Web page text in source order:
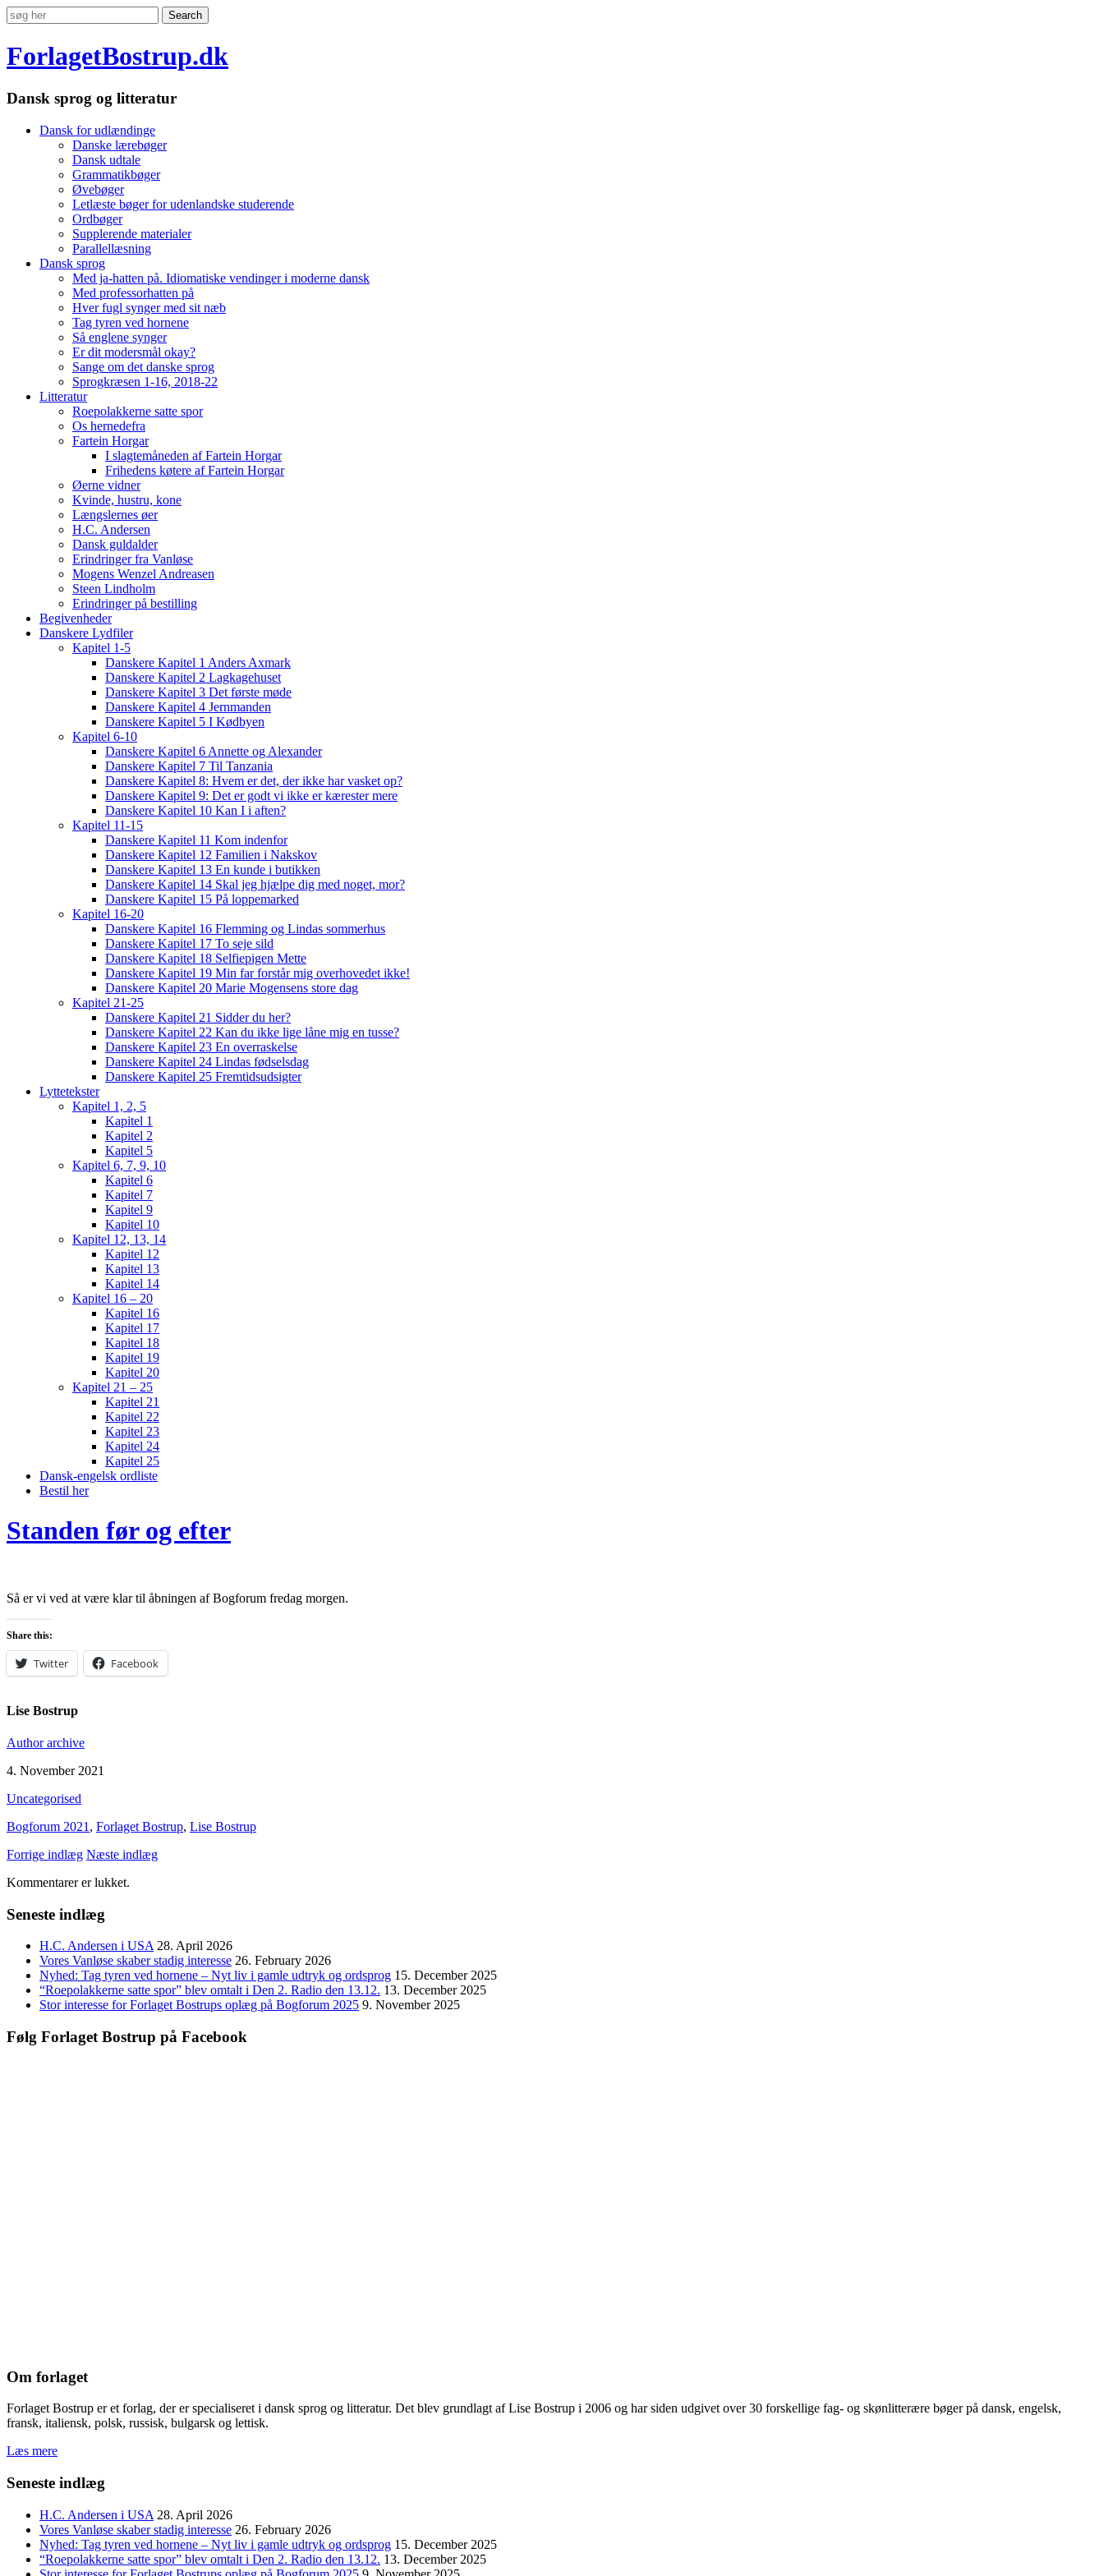
ForlagetBostrup.dk
Dansk sprog og litteratur
Dansk for udlændinge
Danske lærebøger
Dansk udtale
Grammatikbøger
Øvebøger
Letlæste bøger for udenlandske studerende
Ordbøger
Supplerende materialer
Parallellæsning
Dansk sprog
Med ja-hatten på. Idiomatiske vendinger i moderne dansk
Med professorhatten på
Hver fugl synger med sit næb
Tag tyren ved hornene
Så englene synger
Er dit modersmål okay?
Sange om det danske sprog
Sprogkræsen 1-16, 2018-22
Litteratur
Roepolakkerne satte spor
Os hernedefra
Fartein Horgar
I slagtemåneden af Fartein Horgar
Frihedens køtere af Fartein Horgar
Øerne vidner
Kvinde, hustru, kone
Længslernes øer
H.C. Andersen
Dansk guldalder
Erindringer fra Vanløse
Mogens Wenzel Andreasen
Steen Lindholm
Erindringer på bestilling
Begivenheder
Danskere Lydfiler
Kapitel 1-5
Danskere Kapitel 1 Anders Axmark
Danskere Kapitel 2 Lagkagehuset
Danskere Kapitel 3 Det første møde
Danskere Kapitel 4 Jernmanden
Danskere Kapitel 5 I Kødbyen
Kapitel 6-10
Danskere Kapitel 6 Annette og Alexander
Danskere Kapitel 7 Til Tanzania
Danskere Kapitel 8: Hvem er det, der ikke har vasket op?
Danskere Kapitel 9: Det er godt vi ikke er kærester mere
Danskere Kapitel 10 Kan I i aften?
Kapitel 11-15
Danskere Kapitel 11 Kom indenfor
Danskere Kapitel 12 Familien i Nakskov
Danskere Kapitel 13 En kunde i butikken
Danskere Kapitel 14 Skal jeg hjælpe dig med noget, mor?
Danskere Kapitel 15 På loppemarked
Kapitel 16-20
Danskere Kapitel 16 Flemming og Lindas sommerhus
Danskere Kapitel 17 To seje sild
Danskere Kapitel 18 Selfiepigen Mette
Danskere Kapitel 19 Min far forstår mig overhovedet ikke!
Danskere Kapitel 20 Marie Mogensens store dag
Kapitel 21-25
Danskere Kapitel 21 Sidder du her?
Danskere Kapitel 22 Kan du ikke lige låne mig en tusse?
Danskere Kapitel 23 En overraskelse
Danskere Kapitel 24 Lindas fødselsdag
Danskere Kapitel 25 Fremtidsudsigter
Lyttetekster
Kapitel 1, 2, 5
Kapitel 1
Kapitel 2
Kapitel 5
Kapitel 6, 7, 9, 10
Kapitel 6
Kapitel 7
Kapitel 9
Kapitel 10
Kapitel 12, 13, 14
Kapitel 12
Kapitel 13
Kapitel 14
Kapitel 16 – 20
Kapitel 16
Kapitel 17
Kapitel 18
Kapitel 19
Kapitel 20
Kapitel 21 – 25
Kapitel 21
Kapitel 22
Kapitel 23
Kapitel 24
Kapitel 25
Dansk-engelsk ordliste
Bestil her
Standen før og efter
Så er vi ved at være klar til åbningen af Bogforum fredag morgen.
Share this:
Twitter Facebook
Lise Bostrup
Author archive
4. November 2021
Uncategorised
Bogforum 2021 , Forlaget Bostrup, Lise Bostrup
Forrige indlæg Næste indlæg
Kommentarer er lukket.
Seneste indlæg
H.C. Andersen i USA 28. April 2026
Vores Vanløse skaber stadig interesse 26. February 2026
Nyhed: Tag tyren ved hornene – Nyt liv i gamle udtryk og ordsprog 15. December 2025
“Roepolakkerne satte spor” blev omtalt i Den 2. Radio den 13.12. 13. December 2025
Stor interesse for Forlaget Bostrups oplæg på Bogforum 2025 9. November 2025
Følg Forlaget Bostrup på Facebook
Om forlaget
Forlaget Bostrup er et forlag, der er specialiseret i dansk sprog og litteratur. Det blev grundlagt af Lise Bostrup i 2006 og har siden udgivet over 30 forskellige fag- og skønlitterære bøger på dansk, engelsk,
fransk, italiensk, polsk, russisk, bulgarsk og lettisk.
Læs mere
Seneste indlæg
H.C. Andersen i USA 28. April 2026
Vores Vanløse skaber stadig interesse 26. February 2026
Nyhed: Tag tyren ved hornene – Nyt liv i gamle udtryk og ordsprog 15. December 2025
“Roepolakkerne satte spor” blev omtalt i Den 2. Radio den 13.12. 13. December 2025